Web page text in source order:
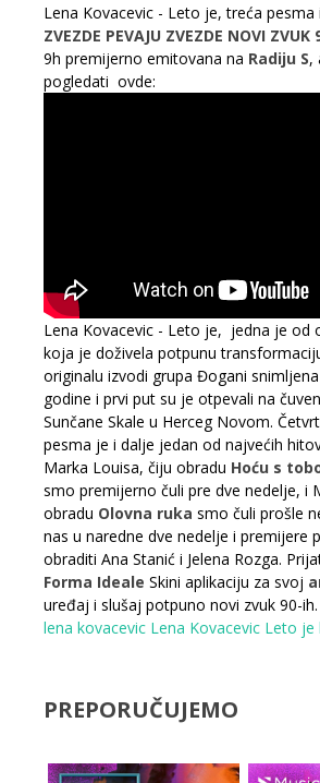
Lena Kovacevic - Leto je, treća pesma
ZVEZDE PEVAJU ZVEZDE NOVI ZVUK
9h premijerno emitovana na Radiju S,
pogledati ovde:
Lena Kovacevic - Leto je, jedna je od
koja je doživela potpunu
originalu izvodi grupa Đogani
godine i prvi put su je otpevali na
Sunčane Skale u Herceg Novom.
pesma je i dalje jedan od najvećih
Marka Louisa, čiju obradu Hoću s
smo premijerno čuli pre dve nedelje, i
obradu Olovna ruka smo čuli prošle
nas u naredne dve nedelje i premijere
obraditi Ana Stanić i Jelena Rozga.
Forma Ideale Skini aplikaciju za svoj
uređaj i slušaj potpuno novi zvuk 90-ih.
lena kovacevic Lena Kovacevic Leto je
PREPORUČUJEMO